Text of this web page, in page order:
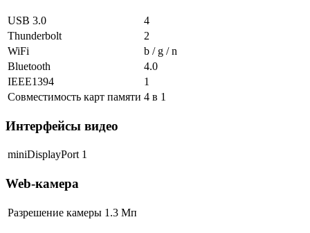
USB 3.0
4
Thunderbolt
2
WiFi
b / g / n
Bluetooth
4.0
IEEE1394
1
Совместимость карт памяти 4 в 1
Интерфейсы видео
miniDisplayPort 1
Web-камера
Разрешение камеры 1.3 Мп